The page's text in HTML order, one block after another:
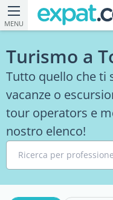
MENU
Turismo a
Tutto quello che ti
vacanze o
tour operators e
nostro elenco!
Ricerca per professione